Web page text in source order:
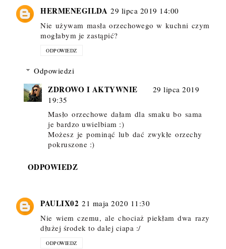
HERMENEGILDA 29 lipca 2019 14:00
Nie używam masła orzechowego w kuchni czym
mogłabym je zastąpić?
ODPOWIEDZ
Odpowiedzi
ZDROWO I AKTYWNIE
29 lipca 2019
19:35
Masło orzechowe dałam dla smaku bo sama
je bardzo uwielbiam :)
Możesz je pominąć lub dać zwykłe orzechy
pokruszone :)
ODPOWIEDZ
PAULIX02 21 maja 2020 11:30
Nie wiem czemu, ale chociaż piekłam dwa razy
dłużej środek to dalej ciapa :/
ODPOWIEDZ